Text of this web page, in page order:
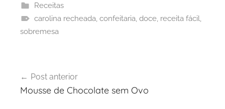
Receitas
carolina recheada, confeitaria, doce, receita fácil,
sobremesa
de
Post anterior
Mousse de Chocolate sem Ovo